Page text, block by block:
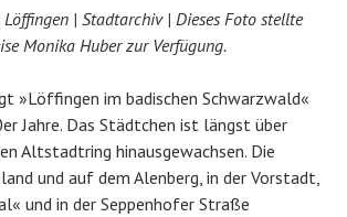
Löffingen | Stadtarchiv| Dieses Foto stellte
Monika Huber zur Verfügung.
»Löffingen im badischen Schwarzwald«
Jahre. Das Städtchen ist längst über
Altstadtring hinausgewachsen. Die
und auf dem Alenberg, in der Vorstadt,
und in der Seppenhofer Straße